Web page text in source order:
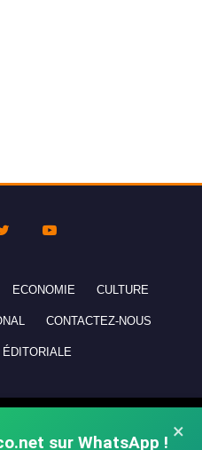
×
sur WhatsApp !
ECONOMIE CULTURE
CONTACTEZ-NOUS
reserved.